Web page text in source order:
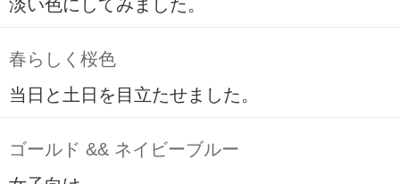
淡い色にしてみました。
春らしく桜色
当日と土日を目立たせました。
ゴールド && ネイビーブルー